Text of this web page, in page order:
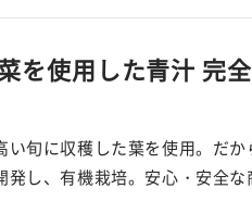
を使用した青汁 完
旬に収穫した葉を使用。だか
し、有機栽培。安心・安全な